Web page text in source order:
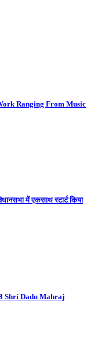
Ranging From Music
में एकसाथ स्टार्ट किया
Shri Dadu Mahraj